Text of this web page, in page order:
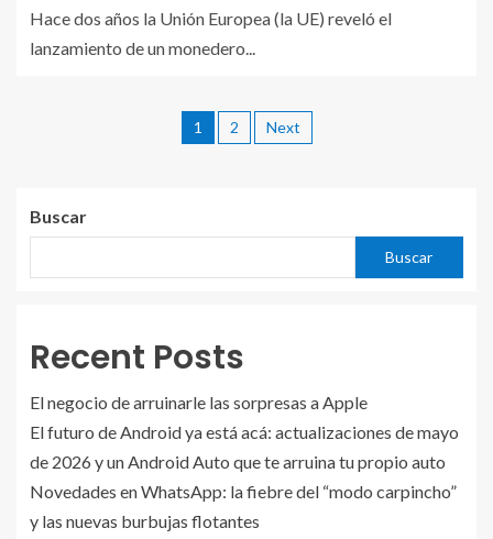
Hace dos años la Unión Europea (la UE) reveló el
lanzamiento de un monedero...
1 2 Next
Buscar
Buscar
Recent Posts
El negocio de arruinarle las sorpresas a Apple
El futuro de Android ya está acá: actualizaciones de mayo
de 2026 y un Android Auto que te arruina tu propio auto
Novedades en WhatsApp: la fiebre del “modo carpincho”
y las nuevas burbujas flotantes